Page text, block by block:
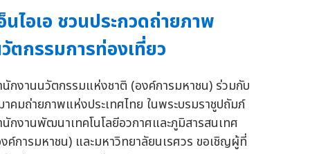
นไอเอ ชวนประกวดถ่ายภาพ
ตกรรมการท่องเที่ยว
นักงานนวัตกรรมแห่งชาติ (องค์การมหาชน) ร่วมกับ
าคมถ่ายภาพแห่งประเทศไทย ในพระบรมราชูปถัมภ์
นักงานพัฒนาเทคโนโลยีอวกาศและภูมิสารสนเทศ
ค์การมหาชน) และมหาวิทยาลัยนเรศวร ขอเชิญผู้ที่